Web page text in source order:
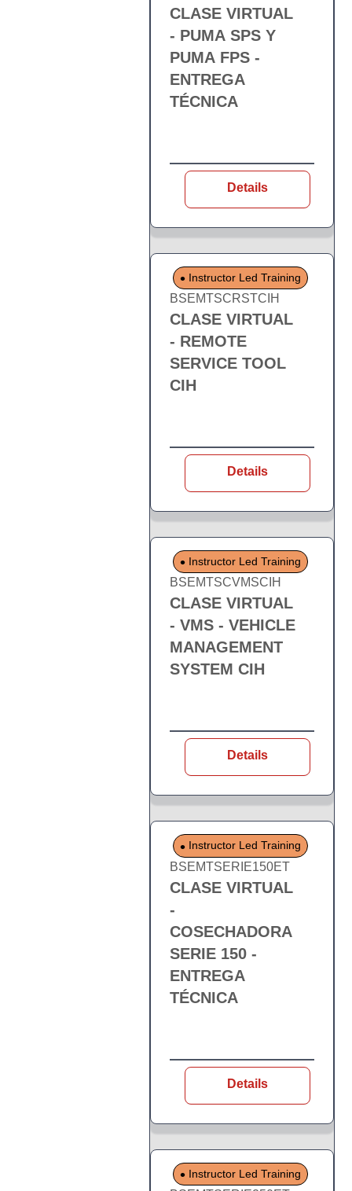
CLASE VIRTUAL
- PUMA SPS Y
PUMA FPS -
ENTREGA
TÉCNICA
Details
Instructor Led Training
BSEMTSCRSTCIH
CLASE VIRTUAL
- REMOTE
SERVICE TOOL
CIH
Details
Instructor Led Training
BSEMTSCVMSCIH
CLASE VIRTUAL
- VMS - VEHICLE
MANAGEMENT
SYSTEM CIH
Details
Instructor Led Training
BSEMTSERIE150ET
CLASE VIRTUAL
-
COSECHADORA
SERIE 150 -
ENTREGA
TÉCNICA
Details
Instructor Led Training